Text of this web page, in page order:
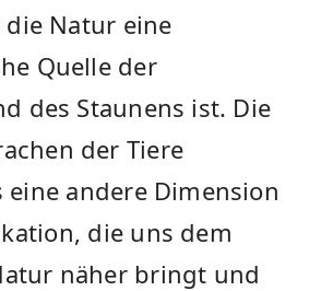
Natur eine
Quelle der
des​ Staunens ist. ‍Die
der Tiere
⁢andere Dimension
⁣die uns dem
näher bringt​ und‌